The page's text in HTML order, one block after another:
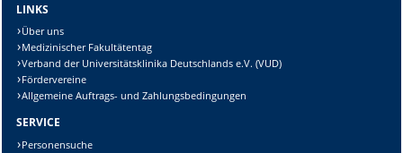
LINKS
Über uns
Medizinischer Fakultätentag
Verband der Universitätsklinika Deutschlands e.V. (VUD)
Fördervereine
Allgemeine Auftrags- und Zahlungsbedingungen
SERVICE
Personensuche